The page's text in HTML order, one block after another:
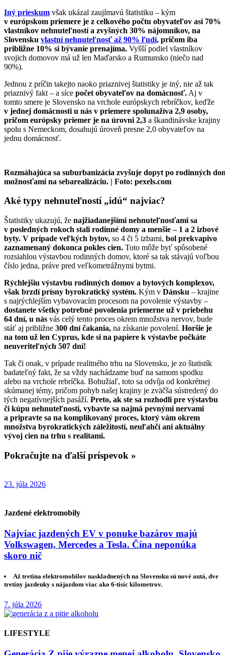
Iný prieskum však ukázal zaujímavú štatistiku – kým
v európskom priemere je z celkového počtu obyvateľov asi 70%
vlastníkov nehnuteľností a zvyšných 30% nájomníkov, na
Slovensku vlastní nehnuteľnosť až 90% ľudí, pričom iba
približne 10% si bývanie prenajíma. Vyšší podiel vlastníkov
svojich domovov má už len Maďarsko a Rumunsko (niečo nad
90%).
Jednou z príčin takejto naoko priaznivej štatistiky je iný, nie až tak
priaznivý fakt – a síce počet obyvateľov na domácnosť. Aj v
tomto smere je Slovensko na vrchole európskych rebríčkov, keďže
v jednej domácnosti u nás v priemere spolunažíva 2,9 osoby,
pričom európsky priemer je na úrovni 2,3 a škandinávske krajiny
spolu s Nemeckom, dosahujú úroveň presne 2,0 obyvateľov na
jednu domácnosť.
Rozmáhajúca sa suburbanizácia zvyšuje dopyt po rodinných
možnosťami na sebarealizáciu. | Foto: pexels.com
Aké typy nehnuteľností „idú“ najviac?
Štatistiky ukazujú, že najžiadanejšími nehnuteľnosťami sa
v posledných rokoch stali rodinné domy a menšie – 1 a 2 izbové
byty. V prípade veľkých bytov, so 4 či 5 izbami, bol prekvapivo
zaznamenaný dokonca pokles cien. Toto môže byť spôsobené
rozsiahlou výstavbou rodinných domov, ktoré sa tak stávajú voľbou
číslo jedna, práve pred veľkometrážnymi bytmi.
Rýchlejšiu výstavbu rodinných domov a bytových komplexov,
však brzdí prísny byrokratický systém. Kým v Dánsku – krajine
s najrýchlejším vybavovacím procesom na povolenie výstavby –
dostanete všetky potrebné povolenia priemerne už v priebehu
64 dní, u nás vás celý tento proces okrem množstva nervov, bude
stáť aj približne 300 dní čakania, na získanie povolení. Horšie je
na tom už len Cyprus, kde si na papiere k výstavbe počkáte
neuveriteľných 507 dní!
Tak či onak, v prípade realitného trhu na Slovensku, je zo štatistík
badateľný fakt, že sa vždy nachádzame buď na samom spodku
alebo na vrchole rebríčka. Bohužiaľ, toto sa odvíja od konkrétnej
skúmanej témy, pričom pohyb našej krajiny je zväčša sústredený do
tých negatívnejších pasáží. Preto, ak ste sa rozhodli pre výstavbu
či kúpu nehnuteľnosti, vybavte sa najmä pevnými nervami
a pripravte sa na komplikovaný proces, ktorý vám okrem
množstva byrokratických záležitostí, neuľahčí ani aktuálny
vývoj cien na trhu s realitami.
Pokračujte na ďalší príspevok »
23. júla 2026
Jazdené elektromobily
Najviac jazdených EV v ponuke bazárov majú
Volkswagen, Mercedes a Tesla. Čína neponúka
skoro nič
Až tretina elektromobilov naskladnených na Slovensku sú nové autá, dve
tretiny jazdenky s nájazdom viac ako 6-tisíc kilometrov.
7. júla 2026
LIFESTYLE